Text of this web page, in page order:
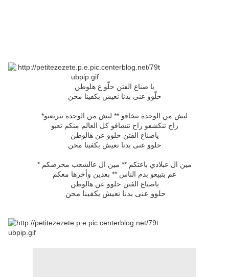
يا صناع الفتن حلّو ع هلوطن
حلّوو عنى بدنا نعيش بكفينا محن
*ليش من الوحدة بتخافو ** ليش من الوحدة بترتعبو
راح تنكشفو راح تنشافو كل العالم منكم تعبو
ياصناع الفتن حلوو عن هالوطن
حلوو عنى بدنا نعيش بكفينا محن
* مين ال عبلادي باعتكم ** مين ال عالشعب محرضكم
عم بتبيعو بدم الناس ** بعدين وأخرها معكم
ياصناع الفتن حلوو عن هالوطن
حلوو عنى بدنا نعيش بكفينا محن